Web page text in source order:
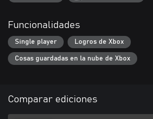
Funcionalidades
Single player Logros de Xbox
Cosas guardadas en la nube de Xbox
Comparar ediciones